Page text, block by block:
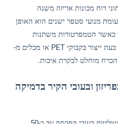
לפי נתוני דוח מכונות אריזה משנה
מנועי סטפר ישנים הוא האופן
כאשר הטמפרטורות משתנות
במהלך הדחיסה. זה חשוב במיוחד בעת ייצור בקבוקי PET או מכלים מ-
ובעובי הקיר בדמיקה